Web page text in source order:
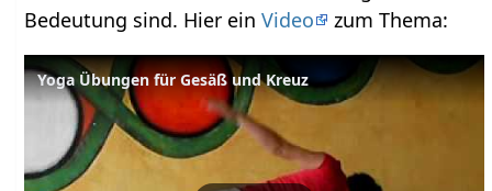
Bedeutung sind. Hier einVideo zum Thema:
Yoga Übungen für Gesäß und Kreuz